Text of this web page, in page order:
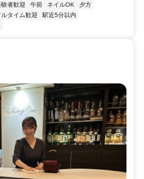
者歓迎 午前 ネイルOK
夕方
ルタイム歓迎
駅近5分以内